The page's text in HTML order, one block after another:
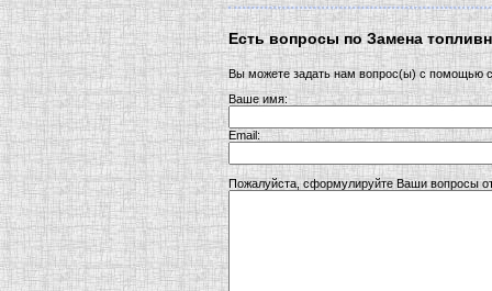
Есть вопросы по Замена
Вы можете задать нам вопрос(ы) с
Ваше имя:
Email:
Пожалуйста, сформулируйте Ваши вопросы